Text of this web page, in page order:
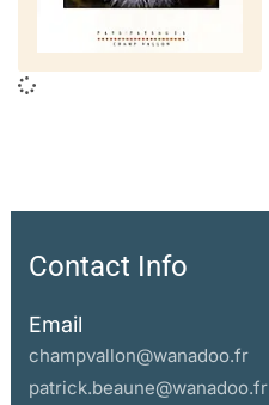
Contact Info
Email
champvallon@wanadoo.fr
patrick.beaune@wanadoo.fr